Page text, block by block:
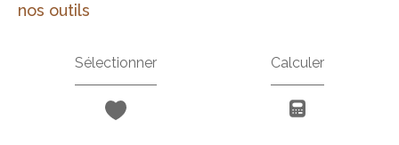
nos outils
Sélectionner Calculer